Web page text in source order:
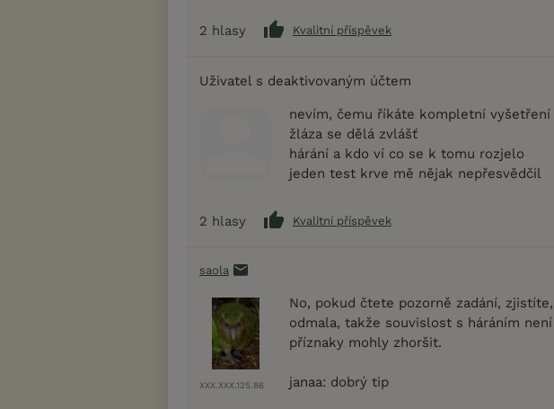
2 hlasy Kvalitní příspěvek
Uživatel s deaktivovaným účtem
nevím, čemu říkáte kompletní
žláza se dělá zvlášť
hárání a kdo ví co se k tomu rozjelo
jeden test krve mě nějak nepřesvědčil
2 hlasy Kvalitní příspěvek
saola
XXX.XXX.125.86
No, pokud čtete pozorně zadání,
odmala, takže souvislost s háráním
příznaky mohly zhoršit.
janaa: dobrý tip